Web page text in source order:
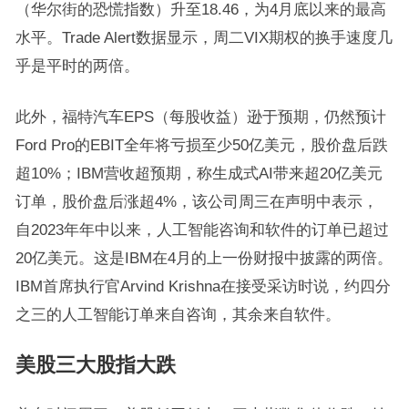
（华尔街的恐慌指数）升至18.46，为4月底以来的最高
水平。Trade Alert数据显示，周二VIX期权的换手速度几
乎是平时的两倍。
此外，福特汽车EPS（每股收益）逊于预期，仍然预计
Ford Pro的EBIT全年将亏损至少50亿美元，股价盘后跌
超10%；IBM营收超预期，称生成式AI带来超20亿美元
订单，股价盘后涨超4%，该公司周三在声明中表示，
自2023年年中以来，人工智能咨询和软件的订单已超过
20亿美元。这是IBM在4月的上一份财报中披露的两倍。
IBM首席执行官Arvind Krishna在接受采访时说，约四分
之三的人工智能订单来自咨询，其余来自软件。
美股三大股指大跌